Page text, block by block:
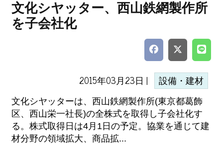
文化シヤッター、西山鉄網製作所
を子会社化
2015年03月23日 | 設備・建材
文化シヤッターは、西山鉄網製作所(東京都葛飾
区、西山栄一社長)の全株式を取得し子会社化す
る。株式取得日は4月1日の予定。協業を通じて建
材分野の領域拡大、商品拡...